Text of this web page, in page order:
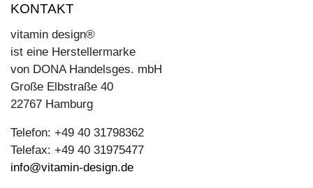
KONTAKT
vitamin design®
ist eine Herstellermarke
von DONA Handelsges. mbH
Große Elbstraße 40
22767 Hamburg
Telefon: +49 40 31798362
Telefax: +49 40 31975477
info@vitamin-design.de